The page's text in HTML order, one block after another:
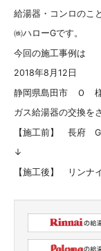
給湯器・コンロのこ
㈱ハローGです。
今回の施工事例は
2018年8月12日
静岡県島田市 Ｏ
ガス給湯器の交換を
【施工前】 長府
↓
【施工後】 リンナ